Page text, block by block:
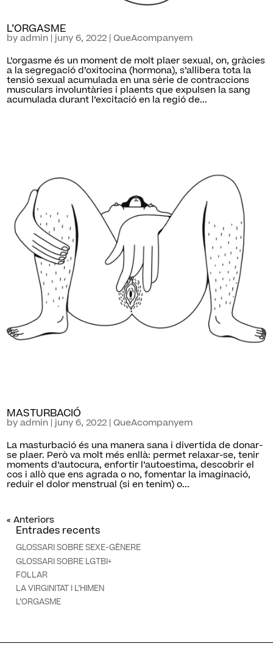
L’ORGASME
byadmin | juny 6, 2022 |QueAcompanyem
L’orgasme és un moment de molt plaer sexual, on, gràcies
a la segregació d’oxitocina (hormona), s’allibera tota la
tensió sexual acumulada en una sèrie de contraccions
musculars involuntàries i plaents que expulsen la sang
acumulada durant l’excitació en la regió de...
MASTURBACIÓ
byadmin |juny 6, 2022 |QueAcompanyem
La masturbació és una manera sana i divertida de donar-
se plaer. Però va molt més enllà: permet relaxar-se, tenir
moments d’autocura, enfortir l’autoestima, descobrir el
cos i allò que ens agrada o no, fomentar la imaginació,
reduir el dolor menstrual (si en tenim) o...
« Anteriors
Entrades recents
GLOSSARI SOBRE SEXE-GÈNERE
GLOSSARI SOBRE LGTBI+
FOLLAR
LA VIRGINITAT I L’HIMEN
L’ORGASME